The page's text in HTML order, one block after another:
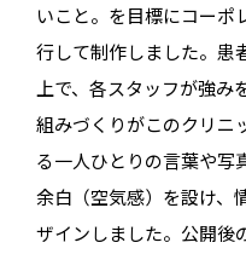
いこと。を目標にコーポ
行して制作しました。患
上で、各スタッフが強
組みづくりがこのクリニ
る一人ひとりの言葉や写
余白（空気感）を設け、
ザインしました。公開後